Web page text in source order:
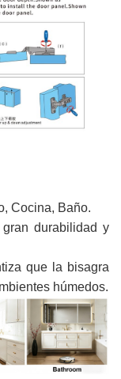
Cocina, Baño.
durabilidad y
que la bisagra
húmedos.